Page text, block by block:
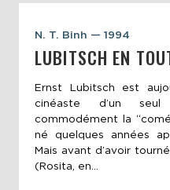
N. T. Binh — 1994
LUBITSCH EN
Ernst Lubitsch est
cinéaste d’un
commodément la
né quelques années
Mais avant d’avoir
(Rosita, en...